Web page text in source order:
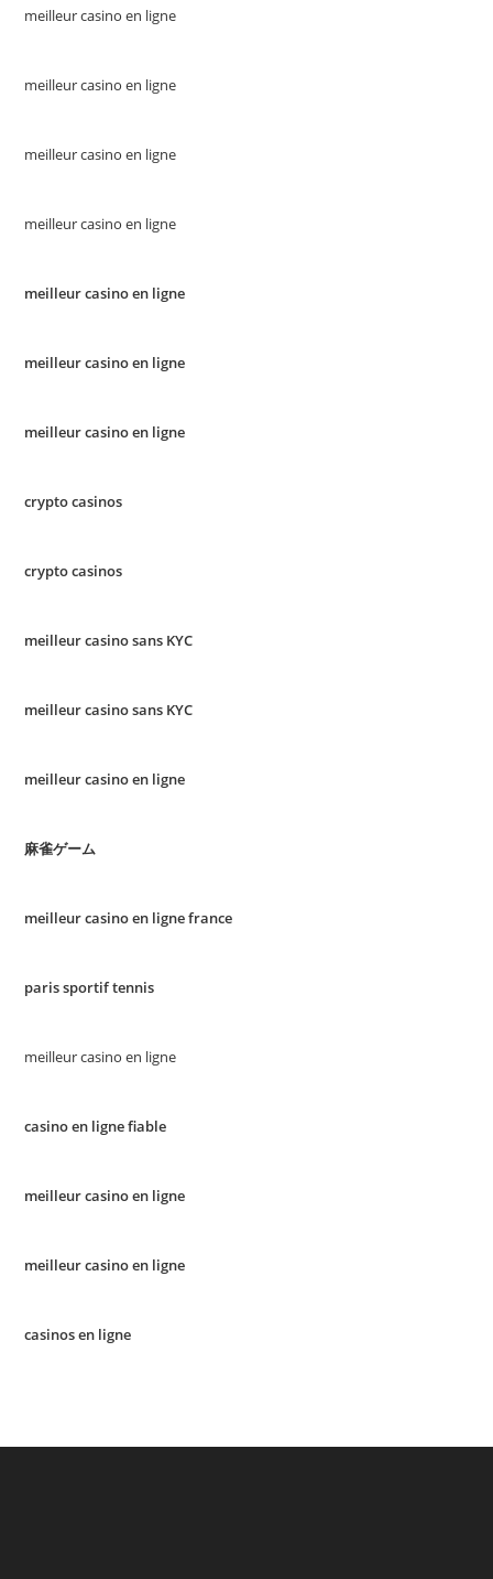
meilleur casino en ligne
meilleur casino en ligne
meilleur casino en ligne
meilleur casino en ligne
meilleur casino en ligne
meilleur casino en ligne
meilleur casino en ligne
crypto casinos
crypto casinos
meilleur casino sans KYC
meilleur casino sans KYC
meilleur casino en ligne
麻雀ゲーム
meilleur casino en ligne france
paris sportif tennis
meilleur casino en ligne
casino en ligne fiable
meilleur casino en ligne
meilleur casino en ligne
casinos en ligne